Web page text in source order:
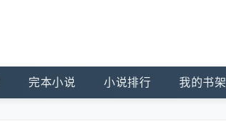
完本小说 小说排行 我的书架